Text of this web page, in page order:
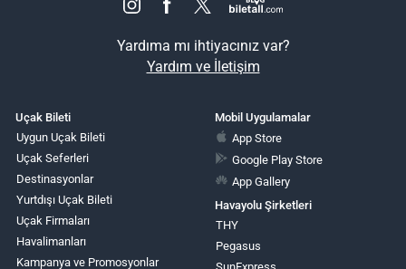
Yardıma mı ihtiyacınız var?
Yardım ve İletişim
Uçak Bileti
Uygun Uçak Bileti
Uçak Seferleri
Destinasyonlar
Yurtdışı Uçak Bileti
Uçak Firmaları
Havalimanları
Kampanya ve Promosyonlar
Mobil Uygulamalar
App Store
Google Play Store
App Gallery
Havayolu Şirketleri
THY
Pegasus